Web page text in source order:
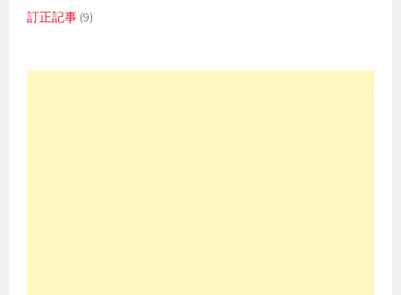
訂正記事 (9)